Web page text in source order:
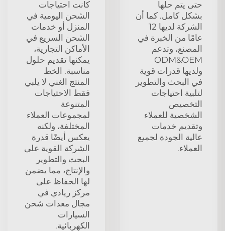
حتى يتم حلها
بشكل كامل. كما أن
الشركة لديها 12
عامًا من الخبرة في
المصنع، وتدعم
ODM&OEM
ولديها قدرات قوية
في البحث والتطوير
لتلبية احتياجات
التخصيص
الشخصية للعملاء
وتقديم خدمات
عالية الجودة لجميع
العملاء.
كانت احتياجات
الشحن اليومية في
المنزل أو خدمات
الشحن السريع في
الأماكن التجارية،
يمكنها تقديم حلول
مناسبة. الخط
المنتج الغني لا يلبي
فقط الاحتياجات
المتنوعة
لمجموعات العملاء
المختلفة، ولكنه
يعكس أيضًا قدرة
الشركة القوية على
البحث والتطوير
والإنتاج، مما يضمن
لها الحفاظ على
مركز ريادي في
مجال معدات شحن
السيارات
الكهربائية.